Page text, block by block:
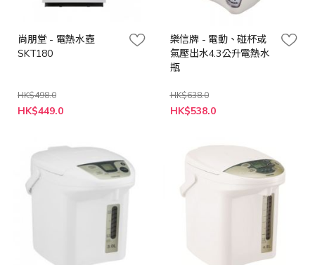
尚朋堂 - 電熱水壺
SKT180
HK$498.0
特
殊
HK$449.0
樂信牌 - 電動、碰杯或
氣壓出水4.3公升電熱水
瓶
HK$638.0
特
殊
HK$538.0